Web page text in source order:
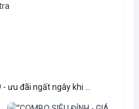
ưu đãi ngất ngây khi ...